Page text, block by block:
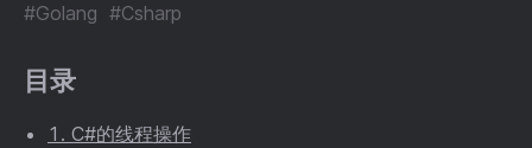
#Golang #Csharp
目录
1. C#的线程操作